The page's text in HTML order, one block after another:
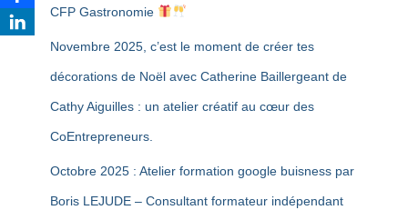
CFP Gastronomie
Novembre 2025, c’est le moment de créer tes
décorations de Noël avec Catherine Baillergeant de
Cathy Aiguilles : un atelier créatif au cœur des
CoEntrepreneurs.
Octobre 2025 : Atelier formation google buisness par
Boris LEJUDE – Consultant formateur indépendant